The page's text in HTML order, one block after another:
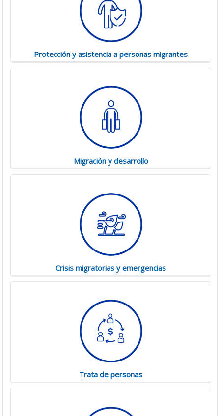
Protección y asistencia a personas migrantes
Migración y desarrollo
Crisis migratorias y emergencias
Trata de personas